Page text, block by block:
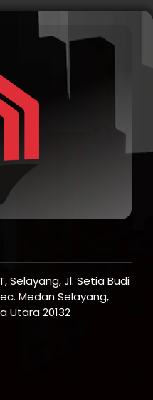
Selayang, Jl. Setia Budi
Medan Selayang,
Utara 20132